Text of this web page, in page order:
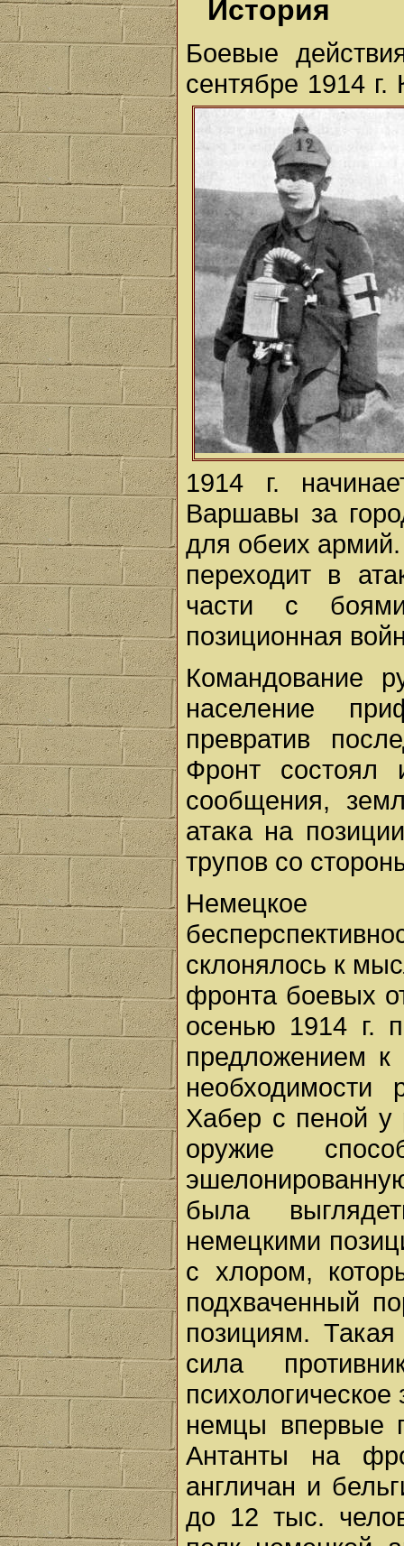
История
Боевые
сентябре 1914
1914 г.
Варшавы за
для обеих
переходит в
части с боями
позиционная
Командование
население
превратив
Фронт состоял
сообщения,
атака на
трупов со
Немецкое
склонялось к
фронта боевых
осенью 1914 г.
предложением к
Хабер с пеной у
оружие
была
немецкими
с хлором,
подхваченный
позициям.
сила
немцы впервые
Антанты на
англичан и
до 12 тыс.